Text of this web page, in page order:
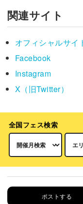
関連サイト
オフィシャルサイ
Facebook
Instagram
X（旧Twitter）
全国フェス検索
ポストする